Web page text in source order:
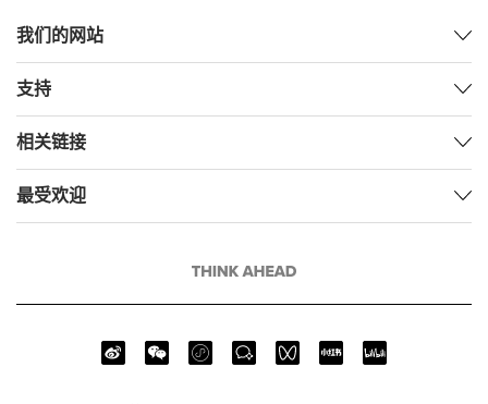
我们的网站
支持
相关链接
最受欢迎